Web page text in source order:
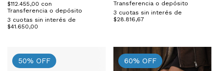
$112.455,00 con
Transferencia o depósito
3 cuotas sin interés de
$41.650,00
Transferencia o depósito
3 cuotas sin interés de
$28.816,67
50% OFF 60% OFF